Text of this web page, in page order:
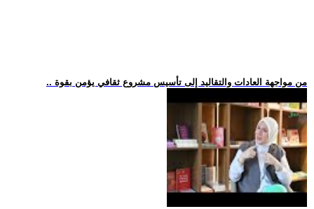
.. من مواجهة العادات والتقاليد إلى تأسيس مشروع ثقافي يؤمن بقوة